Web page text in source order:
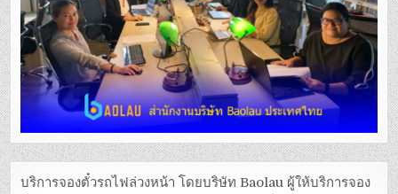
บริการจองตั๋วรถไฟล่วงหน้า โดยบริษัท Baolau ผู้ให้บริการจอง